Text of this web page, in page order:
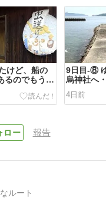
けど、船の
るのでもうひ
9日目-⑧
烏神社へ
かな。
4日前
報告
ルート